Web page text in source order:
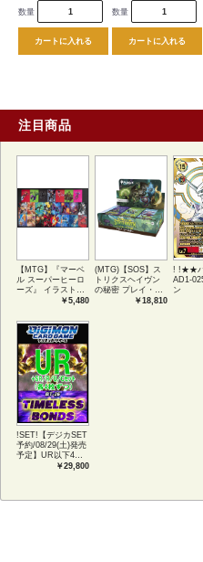
数量
カートに入れる
数量
カートに入れる
注目商品
【MTG】『マーベ
ル スーパーヒーロ
ーズ』 イラストコ
レクション 54種コ
アートカード(JPN)
￥5,480
(MTG)【SOS】ス
トリクスヘイヴン
の秘密 プレイ・ブ
ースター1BOX日本
￥18,810
! !★★パ
AD1-
ン
!SET!【デジカSET
予約/08/29(土)発売
予定】UR以下4コ
ンセット 【BT-￥29,800